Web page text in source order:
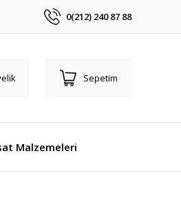
0(212) 240 87 88
Sepetim
Malzemeleri